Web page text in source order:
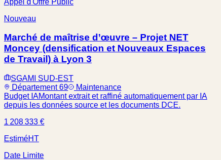
Nouveau
Marché de maîtrise d’œuvre – Projet NET
Moncey (densification et Nouveaux Espaces
de Travail) à Lyon 3
SGAMI SUD-EST
Département 69
Maintenance
Budget IAMontant extrait et raffiné automatiquement par IA
depuis les données source et les documents DCE.
1 208 333 €
EstiméHT
Date Limite